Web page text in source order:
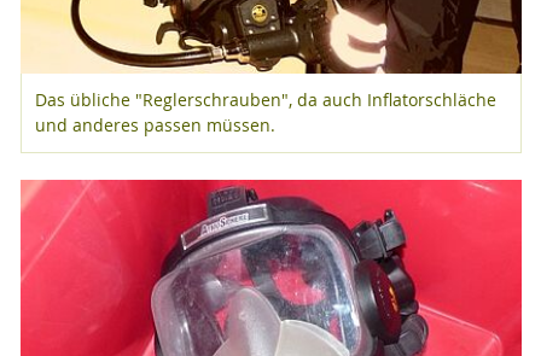
Das übliche "Reglerschrauben", da auch Inflatorschläche
und anderes passen müssen.